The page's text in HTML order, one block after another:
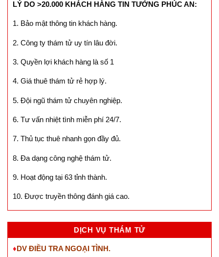
LÝ DO >20.000 KHÁCH HÀNG TIN TƯỞNG PHÚC AN:
1. Bảo mật thông tin khách hàng.
2. Công ty thám tử uy tín lâu đời.
3. Quyền lợi khách hàng là số 1
4. Giá thuê thám tử rẻ hợp lý.
5. Đội ngũ thám tử chuyên nghiệp.
6. Tư vấn nhiệt tình miễn phí 24/7.
7. Thủ tục thuê nhanh gọn đầy đủ.
8. Đa dạng công nghệ thám tử.
9. Hoạt động tại 63 tỉnh thành.
10. Được truyền thông đánh giá cao.
DỊCH VỤ THÁM TỬ
♦DV ĐIỀU TRA NGOẠI TÌNH.